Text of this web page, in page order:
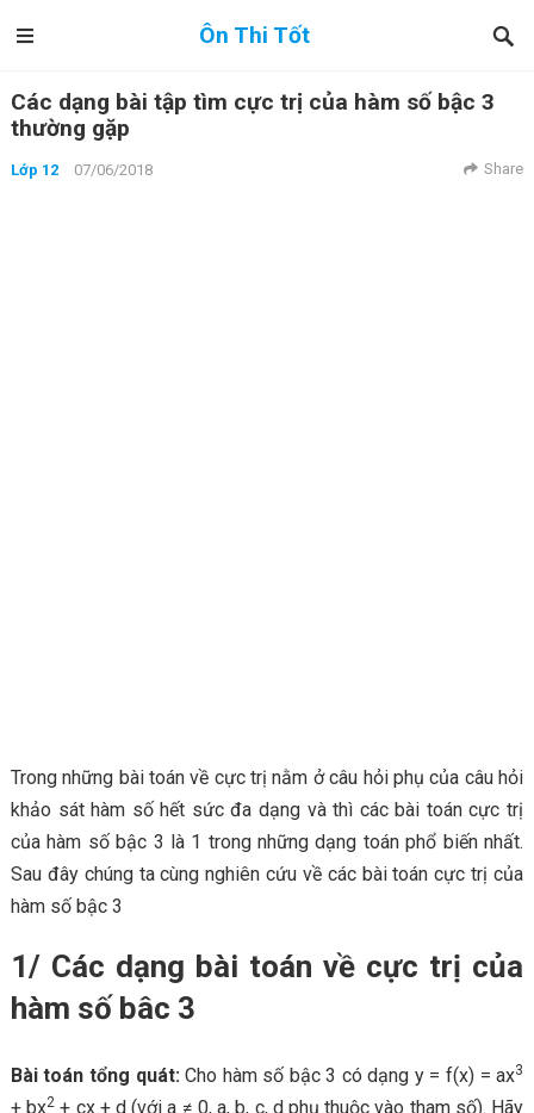
Ôn Thi Tốt
Các dạng bài tập tìm cực trị của hàm số bậc 3
thường gặp
Lớp 12 07/06/2018 Share
Trong những bài toán về cực trị nằm ở câu hỏi phụ của câu hỏi
khảo sát hàm số hết sức đa dạng và thì các bài toán cực trị
của hàm số bậc 3 là 1 trong những dạng toán phổ biến nhất.
Sau đây chúng ta cùng nghiên cứu về các bài toán cực trị của
hàm số bậc 3
1/ Các dạng bài toán về cực trị của
hàm số bâc 3
Bài toán tổng quát:Cho hàm số bậc 3 có dạng y = f(x) = ax3
+ bx2 + cx + d (với a ≠ 0, a, b, c, d phụ thuộc vào tham số). Hãy